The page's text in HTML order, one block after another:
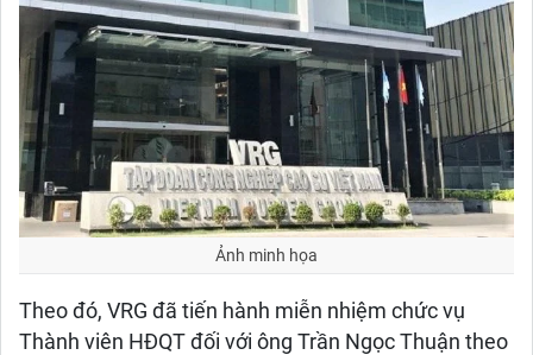
Ảnh minh họa
Theo đó, VRG đã tiến hành miễn nhiệm chức vụ
Thành viên HĐQT đối với ông Trần Ngọc Thuận theo